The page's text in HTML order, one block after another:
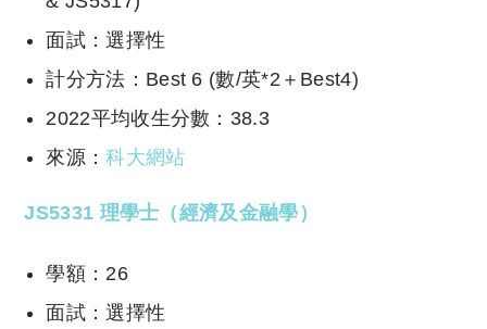
面試：選擇性
計分方法：Best 6 (數/英*2＋Best4)
2022平均收生分數：38.3
來源：科大網站
JS5331 理學士（經濟及金融學）
學額：26
面試：選擇性